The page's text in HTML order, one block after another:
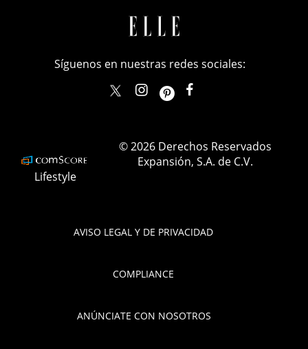
AVISO LEGAL Y DE PRIVACIDAD
COMPLIANCE
ANÚNCIATE CON NOSOTROS
Síguenos en nuestras redes sociales:
elle_mexicoellemexico
Lifestyle
© 2026 Derechos Reservados
Expansión, S.A. de C.V.